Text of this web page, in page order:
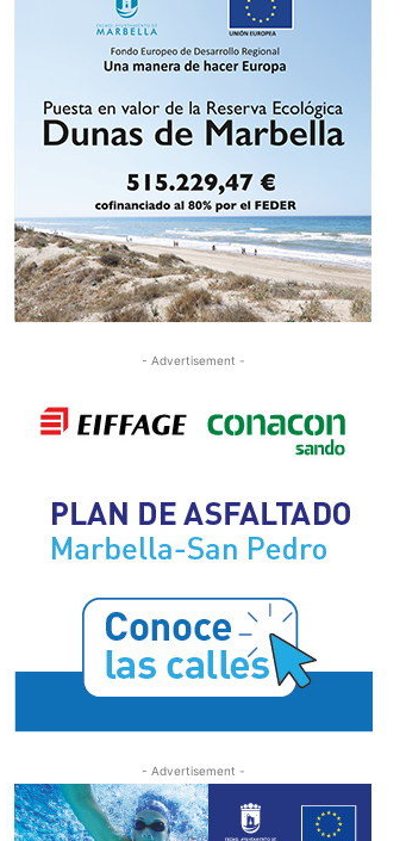
- Advertisement -
- Advertisement -